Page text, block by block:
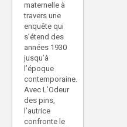
maternelle à
travers une
enquête qui
s’étend des
années 1930
jusqu’à
l’époque
contemporaine.
Avec L’Odeur
des pins,
l’autrice
confronte le